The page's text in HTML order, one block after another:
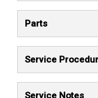
Parts
Service
Service Notes